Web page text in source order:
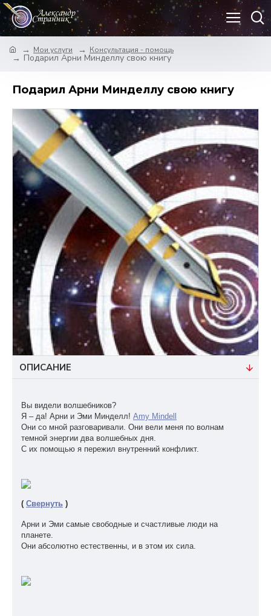
Мои услуги Консультация - помощь
Подарил Арни Минделлу свою книгу
Подарил Арни Минделлу свою книгу
ОПИСАНИЕ
Вы видели волшебников?
Я – да! Арни и Эми Минделл! Amy Mindell
Они со мной разговаривали. Они вели меня по волнам
темной энергии два волшебных дня.
С их помощью я пережил внутренний конфликт.
( Свернуть )
Арни и Эми самые свободные и счастливые люди на
планете.
Они абсолютно естественны, и в этом их сила.